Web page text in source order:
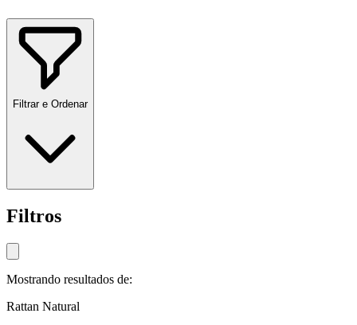
Filtrar e Ordenar
Filtros
Mostrando resultados de:
Rattan Natural